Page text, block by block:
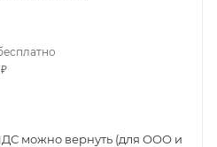
можно вернуть (для ООО и